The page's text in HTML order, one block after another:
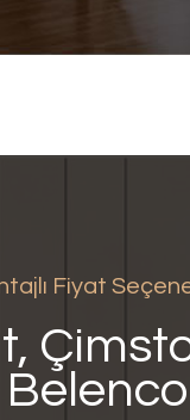
Fiyat
Belenco